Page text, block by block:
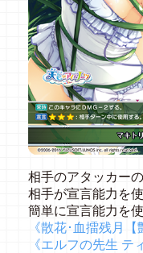
相手のアタッカー
相手が宣言能力を
簡単に宣言能力を
《散花･血擂残月【
《エルフの先生 テ